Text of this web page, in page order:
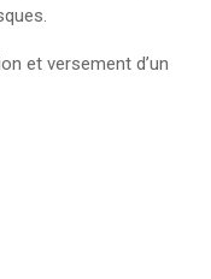
et versement d’un